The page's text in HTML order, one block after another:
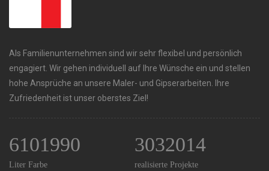
Als Familienunternehmen sind wir sehr flexibel und persönlich
engagiert. Wir gehen individuell auf Ihre Wünsche ein und stellen
hohe Ansprüche an unsere Maler- und Gipserarbeiten. Ihre
Zufriedenheit ist unser oberstes Ziel!
6101990
Liter Farbe
3032014
realisierte Projekte